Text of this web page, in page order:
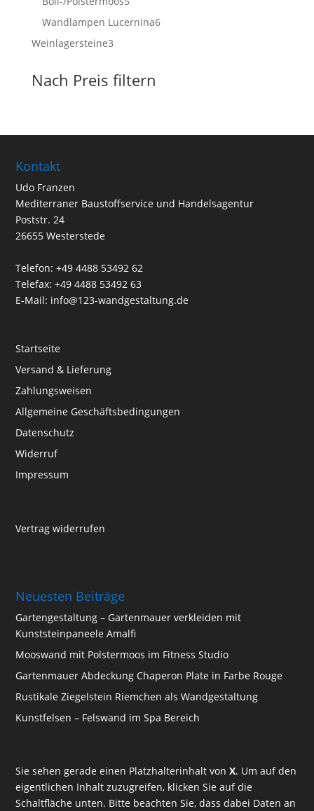
Produkte
Wandlampen Lucernina66
Weinlagersteine33
Nach Preis filtern
Kontakt
Udo Franzen
Mediterraner Baustoffservice und Handelsagentur
Poststr. 24
26655 Westerstede
Telefon: +49 4488 53492 62
Telefax: +49 4488 53492 63
E-Mail: info@123-wandgestaltung.de
Startseite
Versand & Lieferung
Zahlungsweisen
Allgemeine Geschäftsbedingungen
Datenschutz
Widerruf
Impressum
Vertrag widerrufen
Neuesten Beiträge
Gartengestaltung – Gartenmauer verkleiden mit
Kunststeinpaneele Amalfi
Mooswand mit Polstermoos im Fitness Studio
Gartenmauer Abdeckung Chaperon Plate in Farbe Rouge
Rustikale Ziegelstein Riemchen als Wandgestaltung
Kunstfelsen – Felswand im Spa Bereich
Sie sehen gerade einen Platzhalterinhalt vonX. Um auf den
eigentlichen Inhalt zuzugreifen, klicken Sie auf die
Schaltfläche unten. Bitte beachten Sie, dass dabei Daten an